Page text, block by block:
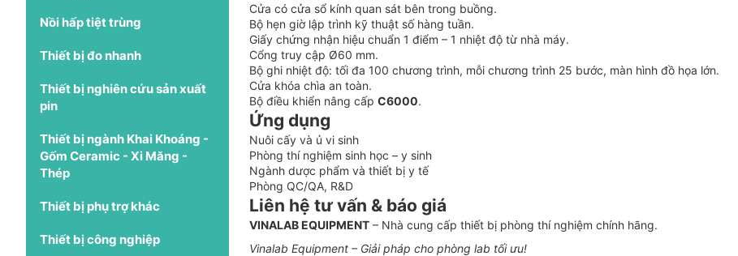
Nồi hấp tiệt trùng
Thiết bị đo nhanh
Thiết bị nghiên cứu sản xuất
pin
Thiết bị ngành Khai Khoáng -
Gốm Ceramic - Xi Măng -
Thép
Thiết bị phụ trợ khác
Thiết bị công nghiệp
Cửa có cửa sổ kính quan sát bên trong buồng.
Bộ hẹn giờ lập trình kỹ thuật số hàng tuần.
Giấy chứng nhận hiệu chuẩn 1 điểm – 1 nhiệt độ từ nhà máy.
Cổng truy cập Ø60 mm.
Bộ ghi nhiệt độ: tối đa 100 chương trình, mỗi chương trình 25 bước, màn hình đồ họa lớn.
Cửa khóa chìa an toàn.
Bộ điều khiển nâng cấp C6000.
Ứng dụng
Nuôi cấy và ủ vi sinh
Phòng thí nghiệm sinh học – y sinh
Ngành dược phẩm và thiết bị y tế
Phòng QC/QA, R&D
Liên hệ tư vấn & báo giá
VINALAB EQUIPMENT – Nhà cung cấp thiết bị phòng thí nghiệm chính hãng.
Vinalab Equipment – Giải pháp cho phòng lab tối ưu!